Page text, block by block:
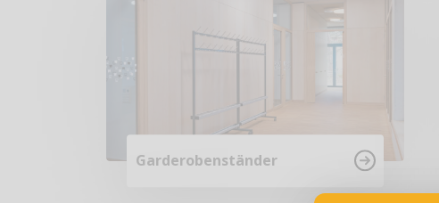
Garderobenständer